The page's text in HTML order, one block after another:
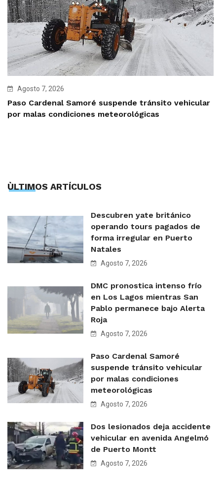
Agosto 7, 2026
Paso Cardenal Samoré suspende tránsito vehicular
por malas condiciones meteorológicas
ÙLTIMOS ARTÍCULOS
Descubren yate británico
operando tours pagados de
forma irregular en Puerto
Natales
Agosto 7, 2026
DMC pronostica intenso frío
en Los Lagos mientras San
Pablo permanece bajo Alerta
Roja
Agosto 7, 2026
Paso Cardenal Samoré
suspende tránsito vehicular
por malas condiciones
meteorológicas
Agosto 7, 2026
Dos lesionados deja accidente
vehicular en avenida Angelmó
de Puerto Montt
Agosto 7, 2026